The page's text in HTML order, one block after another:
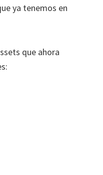
ya tenemos en
que ahora